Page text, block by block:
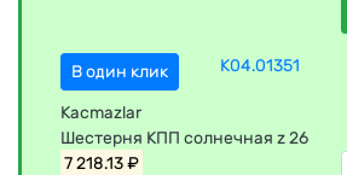
В один клик K04.01351
Kacmazlar
Шестерня КПП солнечная z 26
7 218.13 ₽